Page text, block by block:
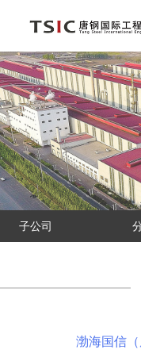
子公司
渤海国信